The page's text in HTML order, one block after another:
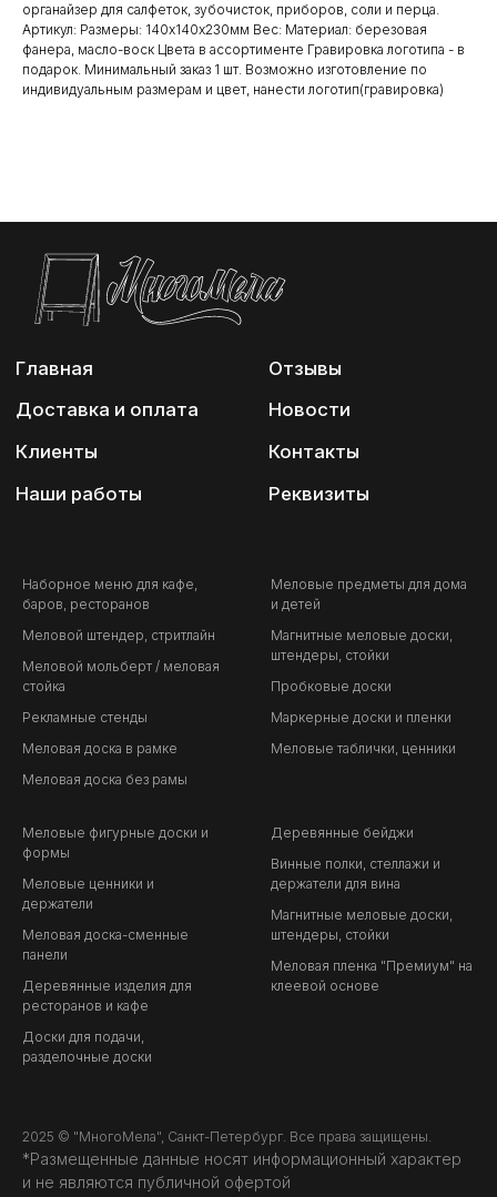
органайзер для салфеток, зубочисток, приборов, соли и перца.
Артикул: Размеры: 140х140х230мм Вес: Материал: березовая
фанера, масло-воск Цвета в ассортименте Гравировка логотипа - в
подарок. Минимальный заказ 1 шт. Возможно изготовление по
индивидуальным размерам и цвет, нанести логотип(гравировка)
Новости
Отзывы
Контакты
Клиенты
Доставка и оплата
Главная
Наборное меню для кафе,
баров, ресторанов
Меловой штендер, стритлайн
Меловой мольберт / меловая
стойка
Рекламные стенды
Меловая доска в рамке
Меловая доска без рамы
Меловые предметы для дома
и детей
Магнитные меловые доски,
штендеры, стойки
Пробковые доски
Маркерные доски и пленки
Меловые таблички, ценники
Меловые фигурные доски и
формы
Меловые ценники и
держатели
Меловая доска-сменные
панели
Деревянные изделия для
ресторанов и кафе
Доски для подачи,
разделочные доски
Деревянные бейджи
Винные полки, стеллажи и
держатели для вина
Магнитные меловые доски,
штендеры, стойки
Меловая пленка "Премиум" на
клеевой основе
2025 © "МногоМела", Санкт-Петербург. Все права защищены.
*Размещенные данные носят информационный характер
и не являются публичной офертой